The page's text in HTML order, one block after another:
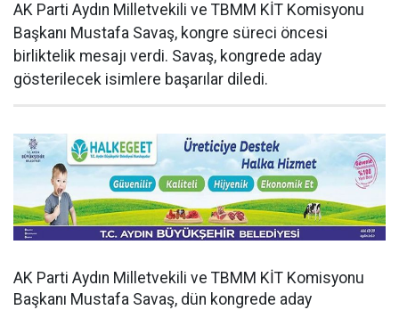
AK Parti Aydın Milletvekili ve TBMM KİT Komisyonu
Başkanı Mustafa Savaş, kongre süreci öncesi
birliktelik mesajı verdi. Savaş, kongrede aday
gösterilecek isimlere başarılar diledi.
AK Parti Aydın Milletvekili ve TBMM KİT Komisyonu
Başkanı Mustafa Savaş, dün kongrede aday